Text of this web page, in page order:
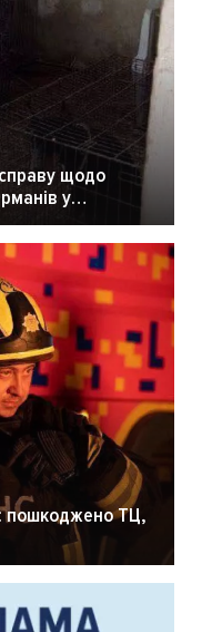
щодо
у
пошкоджено ТЦ,